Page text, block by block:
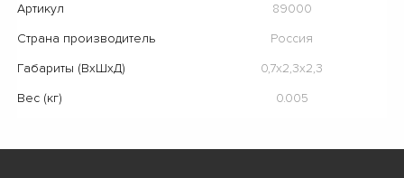
Артикул
89000
Страна производитель
Россия
Габариты (ВхШхД)
0,7х2,3х2,3
Вес (кг)
0.005